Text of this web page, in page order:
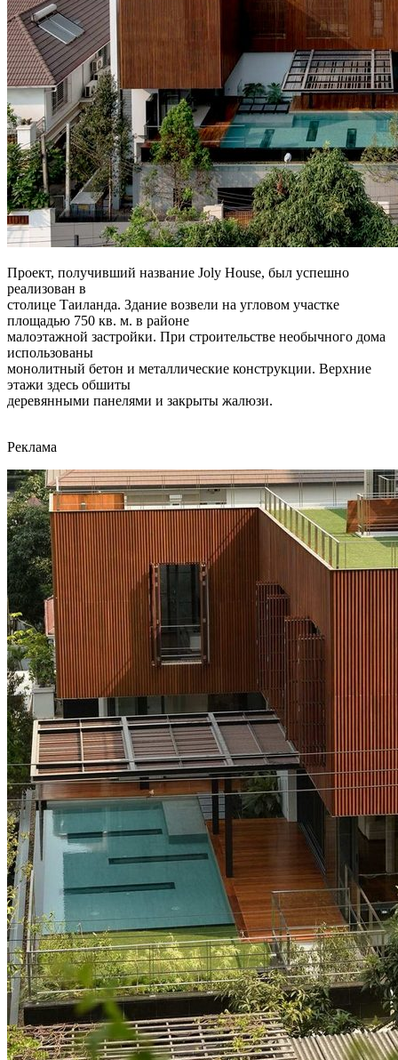
Проект, получивший название Joly House, был успешно
реализован в
столице Таиланда. Здание возвели на угловом участке
площадью 750 кв. м. в районе
малоэтажной застройки. При строительстве необычного дома
использованы
монолитный бетон и металлические конструкции. Верхние
этажи здесь обшиты
деревянными панелями и закрыты жалюзи.
Реклама